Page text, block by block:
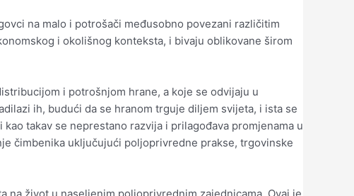
na malo i potrošači međusobno povezani različitim
i okolišnog konteksta, i bivaju oblikovane širom
i potrošnjom hrane, a koje se odvijaju u
ih, budući da se hranom trguje diljem svijeta, i ista se
takav se neprestano razvija i prilagođava promjenama u
čimbenika uključujući poljoprivredne prakse, trgovinske